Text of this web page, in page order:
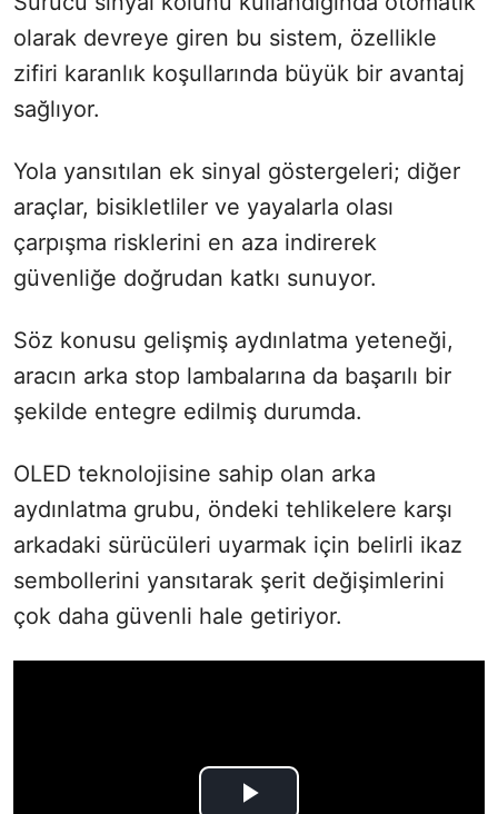
olarak devreye giren bu sistem, özellikle
zifiri karanlık koşullarında büyük bir avantaj
sağlıyor.
Yola yansıtılan ek sinyal göstergeleri; diğer
araçlar, bisikletliler ve yayalarla olası
çarpışma risklerini en aza indirerek
güvenliğe doğrudan katkı sunuyor.
Söz konusu gelişmiş aydınlatma yeteneği,
aracın arka stop lambalarına da başarılı bir
şekilde entegre edilmiş durumda.
OLED teknolojisine sahip olan arka
aydınlatma grubu, öndeki tehlikelere karşı
arkadaki sürücüleri uyarmak için belirli ikaz
sembollerini yansıtarak şerit değişimlerini
çok daha güvenli hale getiriyor.